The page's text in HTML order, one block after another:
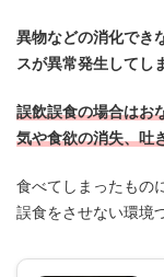
異物などの消化でき
スが異常発生してし
誤飲誤食の場合はお
気や食欲の消失、吐
食べてしまったもの
誤食をさせない環境